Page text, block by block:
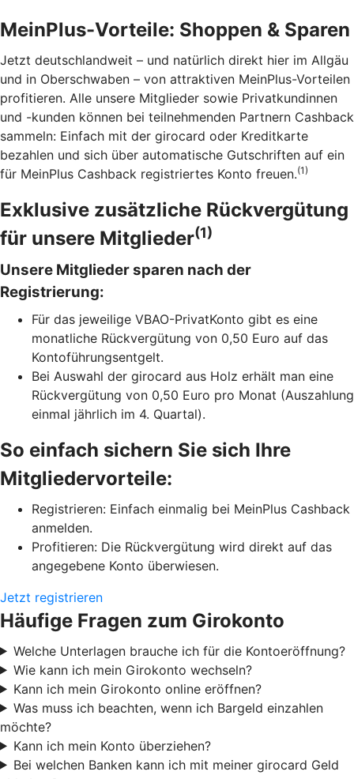
MeinPlus-Vorteile: Shoppen & Sparen
Jetzt deutschlandweit – und natürlich direkt hier im Allgäu
und in Oberschwaben – von attraktiven MeinPlus-Vorteilen
profitieren. Alle unsere Mitglieder sowie Privatkundinnen
und -kunden können bei teilnehmenden Partnern Cashback
sammeln: Einfach mit der girocard oder Kreditkarte
bezahlen und sich über automatische Gutschriften auf ein
für MeinPlus Cashback registriertes Konto freuen.(1)
Exklusive zusätzliche Rückvergütung
für unsere Mitglieder(1)
Unsere Mitglieder sparen nach der
Registrierung:
Für das jeweilige VBAO-PrivatKonto gibt es eine
monatliche Rückvergütung von 0,50 Euro auf das
Kontoführungsentgelt.
Bei Auswahl der girocard aus Holz erhält man eine
Rückvergütung von 0,50 Euro pro Monat (Auszahlung
einmal jährlich im 4. Quartal).
So einfach sichern Sie sich Ihre
Mitgliedervorteile:
Registrieren: Einfach einmalig bei MeinPlus Cashback
anmelden.
Profitieren: Die Rückvergütung wird direkt auf das
angegebene Konto überwiesen.
Jetzt registrieren
Häufige Fragen zum Girokonto
Welche Unterlagen brauche ich für die Kontoeröffnung?
Wie kann ich mein Girokonto wechseln?
Kann ich mein Girokonto online eröffnen?
Was muss ich beachten, wenn ich Bargeld einzahlen
möchte?
Kann ich mein Konto überziehen?
Bei welchen Banken kann ich mit meiner girocard Geld